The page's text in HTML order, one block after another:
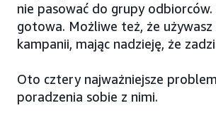
nie pasować do grupy
gotowa. Możliwe też, że
kampanii, mając nadzieję, że
Oto cztery najważniejsze
poradzenia sobie z nimi.